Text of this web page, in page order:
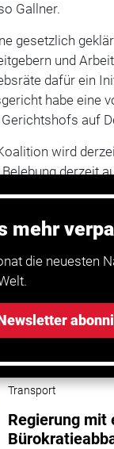
mehr
die neuesten
Gallner.
gesetzlich
und
dafür ein
habe eine
auf
wird
derzeit
diskutiert.
Thema
Transport
Veränderte
in Konzernen
Transport
Regierung mit